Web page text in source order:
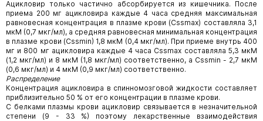
Ацикловир только частично абсорбируется из кишечника. После
приема 200 мг ацикловира каждые 4 часа средняя максимальная
равновесная концентрация в плазме крови (Cssmax) составляла 3,1
мкМ (0,7 мкг/мл), а средняя равновесная минимальная концентрация
в плазме крови (Cssmin) 1,8 мкМ (0,4 мкг/мл). При приеме внутрь 400
мг и 800 мг ацикловира каждые 4 часа Cssmax составляла 5,3 мкМ
(1,2 мкг/мл) и 8 мкМ (1,8 мкг/мл) соответственно, a Cssmin - 2,7 мкМ
(0,6 мкг/мл) и 4 мкМ (0,9 мкг/мл) соответственно.
Распределение
Концентрация ацикловира в спинномозговой жидкости составляет
приблизительно 50 % от его концентрации в плазме крови.
С белками плазмы крови ацикловир связывается в незначительной
степени (9 - 33 %) поэтому лекарственные взаимодействия